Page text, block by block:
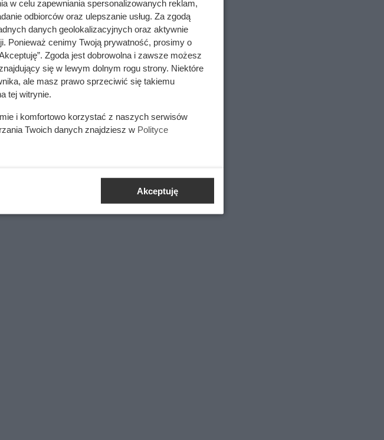
w celu zapewniania spersonalizowanych reklam,
odbiorców oraz ulepszanie usług. Za zgodą
danych geolokalizacyjnych oraz aktywnie
Ponieważ cenimy Twoją prywatność, prosimy o
Zgoda jest dobrowolna i zawsze możesz
się w lewym dolnym rogu strony. Niektóre
ale masz prawo sprzeciwić się takiemu
tej witrynie.
i komfortowo korzystać z naszych serwisów
Twoich danych znajdziesz w Polityce
Akceptuję